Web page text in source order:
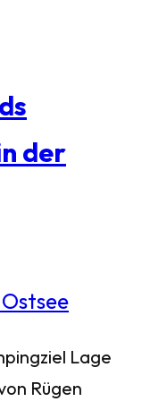
der
Lage
Rügen